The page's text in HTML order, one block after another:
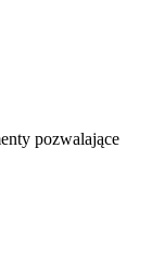
pozwalające